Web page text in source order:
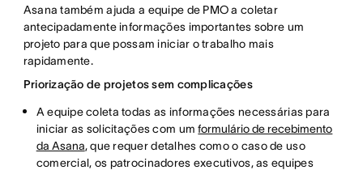
Asana também ajuda a equipe de PMO a coletar
antecipadamente informações importantes sobre um
projeto para que possam iniciar o trabalho mais
rapidamente.
Priorização de projetos sem complicações
A equipe coleta todas as informações necessárias para
iniciar as solicitações com umformulário de recebimento
da Asana, que requer detalhes como o caso de uso
comercial, os patrocinadores executivos, as equipes